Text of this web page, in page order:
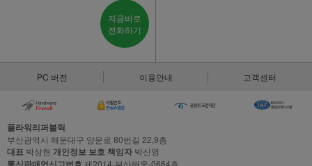
지금바로
전화하기
PC 버전 이용안내 고객센터
플라워리퍼블릭
부산광역시 해운대구 양운로 80번길 22,9층
대표 박상현 개인정보 보호 책임자 박신영
제2014-부산해운-0664호